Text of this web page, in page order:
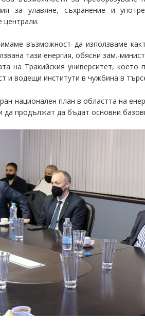
за улавяне, съхранение и
централи.
възможност да използваме
тази енергия, обясни зам.-
на Тракийския университет,
и водещи институти в чужбина в
национален план в областта на
дапродължат дабъдат основни